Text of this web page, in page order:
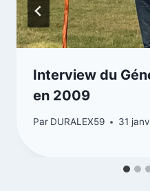
Interview du
en 2009
Par DURALEX59 31